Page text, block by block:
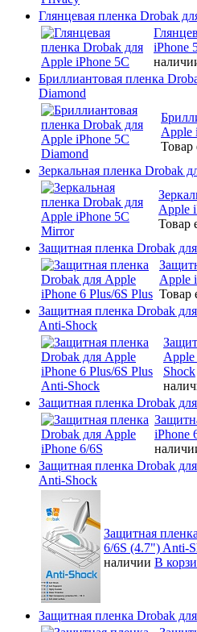
Глянцевая пленка Drobak
iPhone
Бриллиантовая пленка
Diamond
Apple
Товар
Зеркальная пленка Drobak
Apple
Товар
Защитная пленка Drobak
Apple
Товар
Защитная пленка Drobak
Anti-Shock
Apple
Shock
Защитная пленка Drobak
iPhone
Защитная пленка Drobak
Anti-Shock
Защитная
6/6S (4.7") Anti-
наличии В
Защитная пленка Drobak